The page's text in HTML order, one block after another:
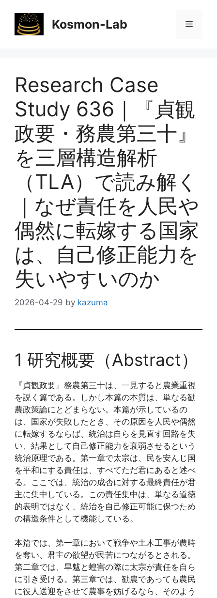
Kosmon-Lab メ
Research Case
Study 636｜『貞観
政要・務農第三十』
を三層構造解析
（TLA）で読み解く
｜なぜ責任を人民や
偶然に転嫁する国家
は、自己修正能力を
失いやすいのか
2026-04-29 by kazuma
1 研究概要（Abstract）
『貞観政要』務農第三十は、一見すると農業重視
を説く篇である。しかし本篇の本質は、単なる勧
農政策論にとどまらない。本篇が示しているの
は、国家が失敗したとき、その原因を人民や偶然
に転嫁するならば、統治は自らを見直す回路を失
い、結果として自己修正能力を衰弱させるという
統治原理である。第一章で太宗は、民を安んじ国
を平和にする責任は、すべてただ君にあると述べ
る。ここでは、統治の成否に対する最終責任が君
主に集中している。この責任集中は、単なる道徳
的表明ではなく、統治を自己修正可能に保つため
の構造条件として機能している。
本篇では、第一章において戦争や土木工事が農時
を奪い、君主の欲望が民苦につながるとされる。
第二章では、旱魃と蝗害の際に太宗が責任を自ら
に引き受ける。第三章では、勧農であっても農民
に役人送迎をさせて農事を妨げるなら、そのよう